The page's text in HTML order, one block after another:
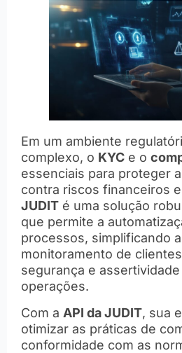
Em um ambiente
complexo, o KYC e o
essenciais para proteger
contra riscos financeiros
JUDIT é uma solução
que permite a
processos, simplificando
monitoramento de
segurança e
operações.
Com a API da JUDIT, sua
otimizar as práticas de
conformidade com as